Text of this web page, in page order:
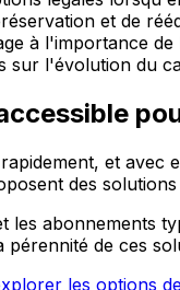
et de
à l'importance
sur l'évolution du
et
des
les abonnements
pérennité de ces
les options